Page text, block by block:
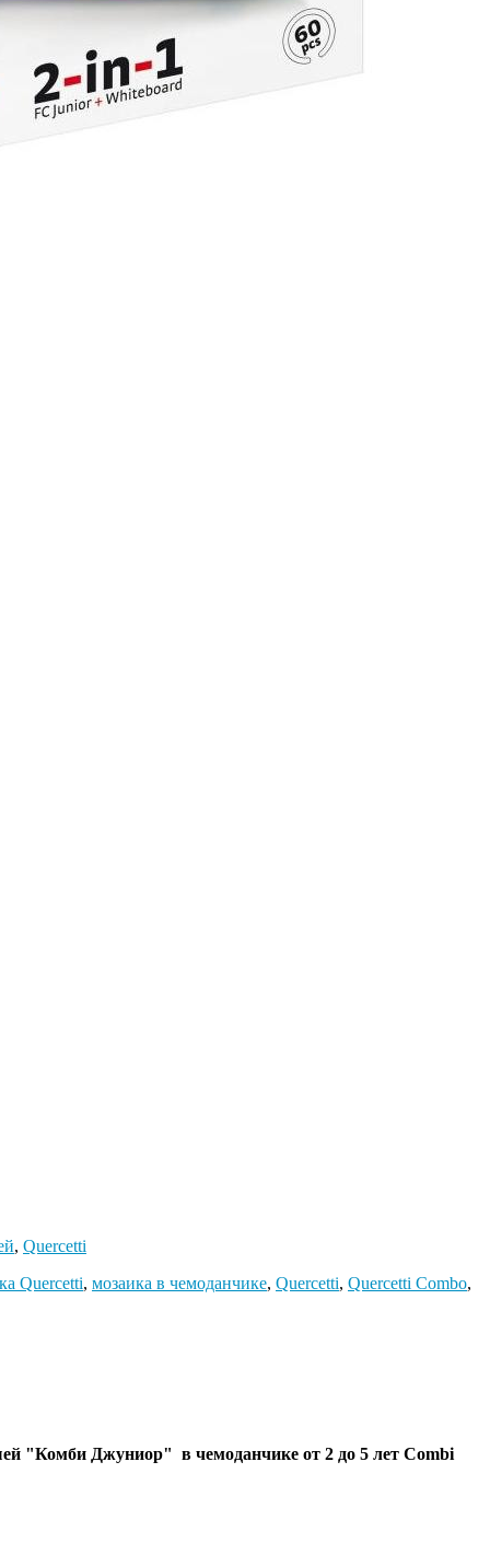
, Quercetti
Quercetti, мозаика в чемоданчике, Quercetti, Quercetti Combo,
"Комби Джуниор" в чемоданчике от 2 до 5 лет Combi